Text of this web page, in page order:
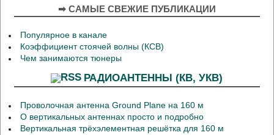
➡ САМЫЕ СВЕЖИЕ ПУБЛИКАЦИИ
Популярное в канале
Коэффициент стоячей волны (КСВ)
Чем занимаются тюнеры
РАДИОАНТЕННЫ (КВ, УКВ)
Проволочная антенна Ground Plane на 160 м
О вертикальных антеннах просто и подробно
Вертикальная трёхэлементная решётка для 160 м